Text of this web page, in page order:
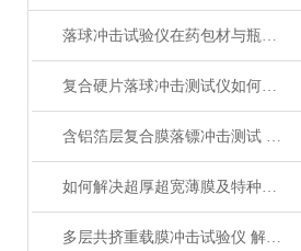
落球冲击试验仪在药包材与瓶盖密封性检测中的应用
复合硬片落球冲击测试仪如何评估药品泡罩包装的坚固性
含铝箔层复合膜落镖冲击测试 A/B法核心差异与材料匹配策略
如何解决超厚超宽薄膜及特种包装材料的冲击测试难题
多层共挤重载膜冲击试验仪 解读FFS重载膜落镖冲击测试方法与分级标准